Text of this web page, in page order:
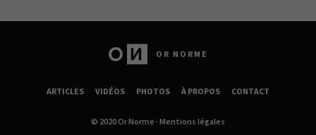
OR NORME
ARTICLES VIDÉOS PHOTOS À PROPOS CONTACT
© 2020 Or Norme · Mentions légales